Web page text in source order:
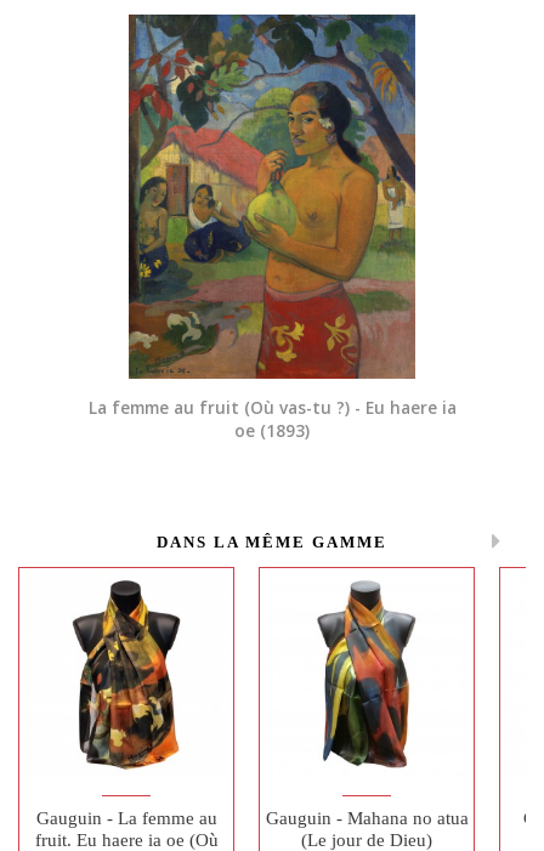
La femme au fruit (Où vas-tu ?) - Eu haere ia
oe (1893)
DANS LA MÊME GAMME
Gauguin - La femme au
fruit. Eu haere ia oe (Où
Gauguin - Mahana no atua
(Le jour de Dieu)